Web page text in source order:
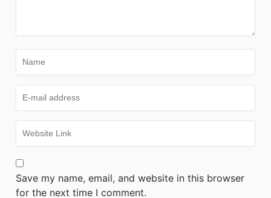
Save my name, email, and website in this browser
for the next time I comment.